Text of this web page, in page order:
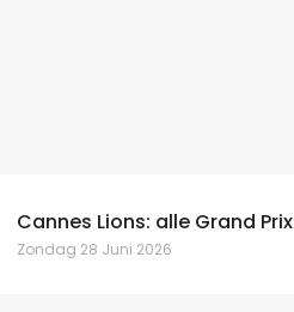
Cannes Lions: alle Grand Prix
Zondag 28 Juni 2026